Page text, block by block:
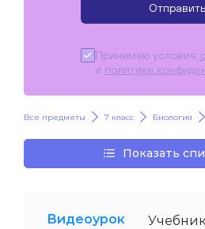
Отправить
Принимаю условия
и политики
Все предметы 7 класс Биология
Показать
Видеоурок Учебник